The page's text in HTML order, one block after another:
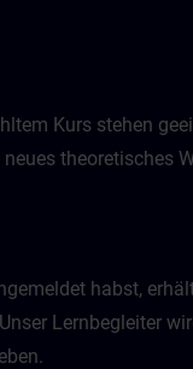
Kurs stehen
theoretisches
habst,
Lernbegleiter